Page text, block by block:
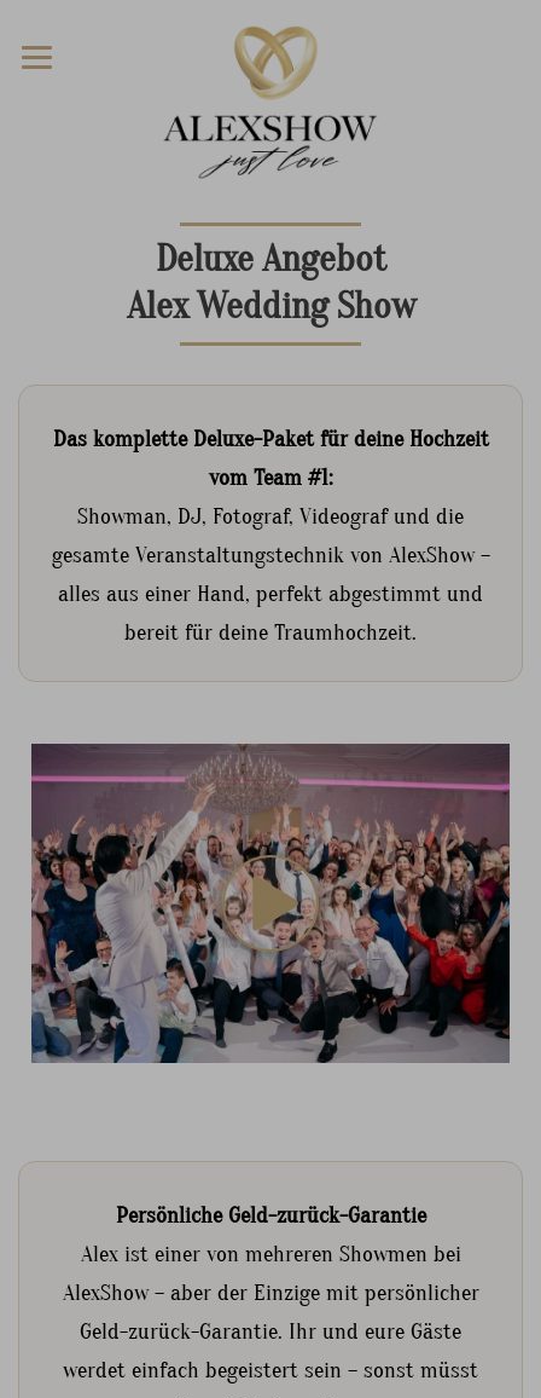
Deluxe Angebot
Alex Wedding Show
Das komplette Deluxe-Paket für deine Hochzeit
vom Team #1:
Showman, DJ, Fotograf, Videograf und die
gesamte Veranstaltungstechnik von AlexShow –
alles aus einer Hand, perfekt abgestimmt und
bereit für deine Traumhochzeit.
Persönliche Geld-zurück-Garantie
Alex ist einer von mehreren Showmen bei
AlexShow – aber der Einzige mit persönlicher
Geld-zurück-Garantie. Ihr und eure Gäste
werdet einfach begeistert sein – sonst müsst